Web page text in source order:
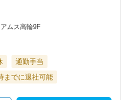
ムス高輪9F
通勤手当
までに退社可能